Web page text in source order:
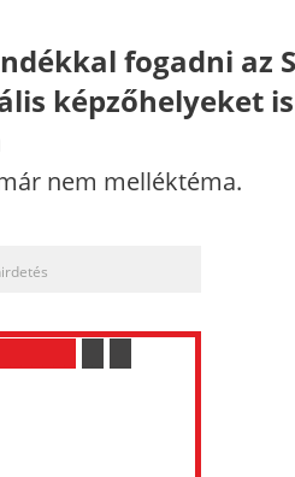
fogadni az
képzőhelyeket
nem melléktéma.